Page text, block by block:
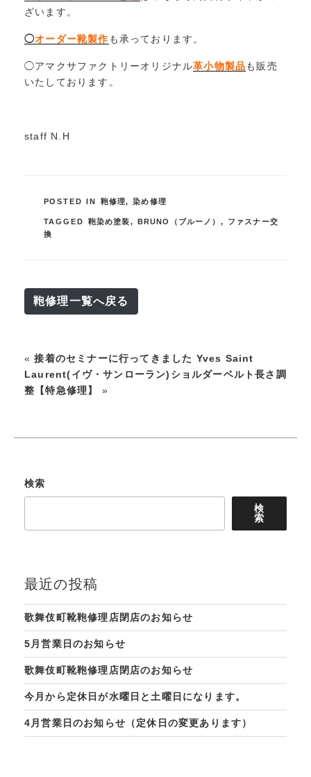
ざいます。
◯オーダー靴製作も承っております。
◯アマクサファクトリーオリジナル革小物製品も販売
いたしております。
staff N.H
POSTED IN 鞄修理,染め修理
TAGGED 鞄染め塗装, BRUNO（ブルーノ） ,
ファスナー交
換
鞄修理一覧へ戻る
«接着のセミナーに行ってきました Yves Saint
Laurent(イヴ・サンローラン)ショルダーベルト長さ調
整【特急修理】
»
検索
検
索
最近の投稿
歌舞伎町靴鞄修理店閉店のお知らせ
5月営業日のお知らせ
歌舞伎町靴鞄修理店閉店のお知らせ
今月から定休日が水曜日と土曜日になります。
4月営業日のお知らせ（定休日の変更あります）